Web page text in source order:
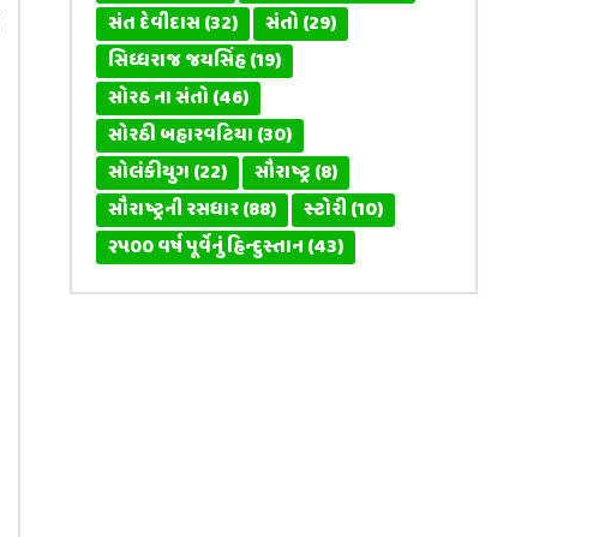
સંત દેવીદાસ(32) સંતો(29)
સિધ્ધરાજ જયસિંહ(19)
સોરઠ ના સંતો(46)
સોરઠી બહારવટિયા(30)
સોલંકીયુગ(22) સૌરાષ્ટ્ર(8)
સૌરાષ્ટ્રની રસધાર(88) સ્ટોરી(10)
૨૫૦૦ વર્ષ પૂર્વેનું હિન્દુસ્તાન(43)